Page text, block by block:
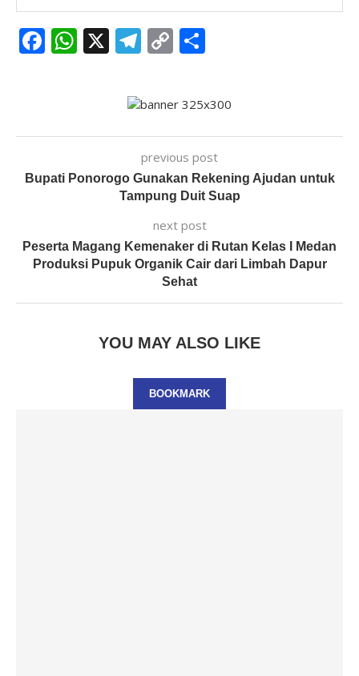
Facebook
WhatsApp
X Telegram
Copy
previous post
Bupati Ponorogo Gunakan Rekening Ajudan untuk
Tampung Duit Suap
next post
Peserta Magang Kemenaker di Rutan Kelas I Medan
Produksi Pupuk Organik Cair dari Limbah Dapur
Sehat
YOU MAY ALSO LIKE
BOOKMARK